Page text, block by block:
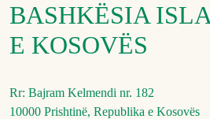
BASHKËSIA
E KOSOVËS
Rr: Bajram Kelmendi nr. 182
10000 Prishtinë, Republika e Kosovës